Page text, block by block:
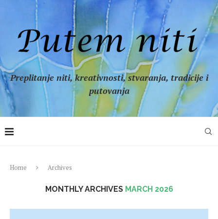
Preplitanje niti, kreativnosti, stvaranja, tradicije i
putovanja
Home Archives
MONTHLY ARCHIVES MARCH 2026